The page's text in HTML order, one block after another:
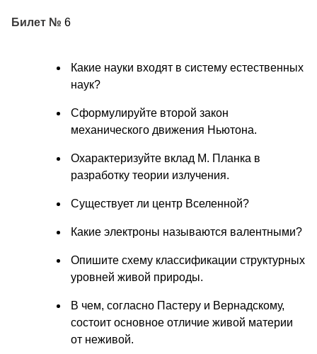
Билет № 6
Какие науки входят в систему естественных
наук?
Сформулируйте второй закон
механического движения Ньютона.
Охарактеризуйте вклад М. Планка в
разработку теории излучения.
Существует ли центр Вселенной?
Какие электроны называются валентными?
Опишите схему классификации структурных
уровней живой природы.
В чем, согласно Пастеру и Вернадскому,
состоит основное отличие живой материи
от неживой.